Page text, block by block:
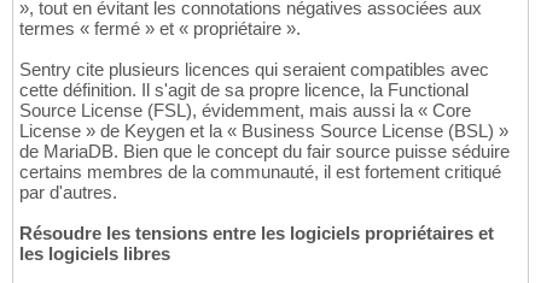
», tout en évitant les connotations négatives associées aux
termes « fermé » et « propriétaire ».
Sentry cite plusieurs licences qui seraient compatibles avec
cette définition. Il s'agit de sa propre licence, la Functional
Source License (FSL), évidemment, mais aussi la « Core
License » de Keygen et la « Business Source License (BSL) »
de MariaDB. Bien que le concept du fair source puisse séduire
certains membres de la communauté, il est fortement critiqué
par d'autres.
Résoudre les tensions entre les logiciels propriétaires et
les logiciels libres